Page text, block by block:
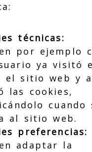
técnicas:
por ejemplo
ya visitó
el sitio web y
las cookies,
cuando
al sitio web.
preferencias:
adaptar la